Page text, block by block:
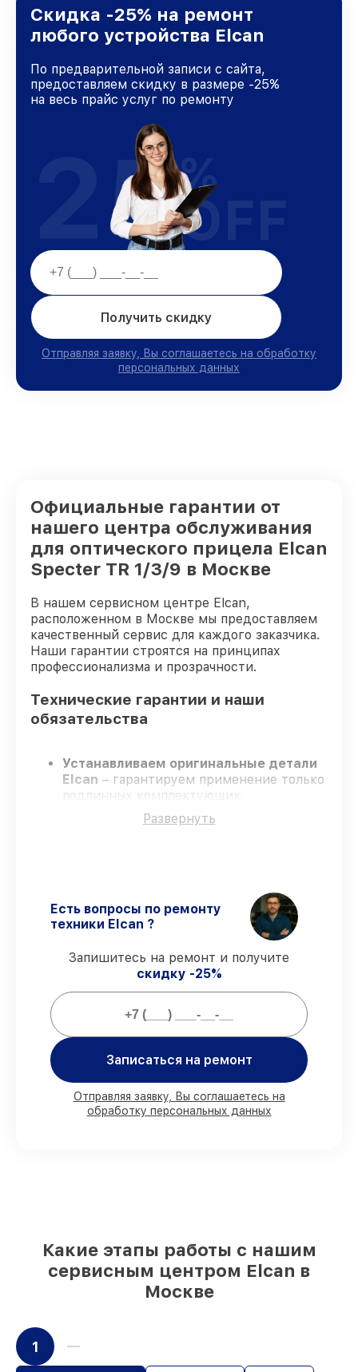
Скидка -25% на ремонт
любого устройства Elcan
По предварительной записи с сайта,
предоставляем скидку в размере -25%
на весь прайс услуг по ремонту
Получить скидку
Отправляя заявку, Вы соглашаетесь на обработку
персональных данных
25%
OFF
Официальные гарантии от
нашего центра обслуживания
для оптического прицела Elcan
Specter TR 1/3/9 в Москве
В нашем сервисном центре Elcan,
расположенном в Москве мы предоставляем
качественный сервис для каждого заказчика.
Наши гарантии строятся на принципах
профессионализма и прозрачности.
Технические гарантии и наши
обязательства
Устанавливаем оригинальные детали
Elcan – гарантируем применение только
подлинных комплектующих.
Сертифицированные мастера
проходят постоянное обучение, что
оптического прицела Elcan Specter TR
1/3/9 строго по договоренности.
Поддержка после ремонта – все
ремонтные услуги и комплектующие
защищены официальной гарантией Elcan.
Мы гарантируем:
работ выполняем с возможностью
личного присутствия владельца
90%
комплектующих Elcan имеются на
складе в Москве, остальные доступны
для срочного заказа
Развернуть
Есть вопросы по ремонту
техники Elcan ?
Запишитесь на ремонт и получите
скидку -25%
Записаться на ремонт
Отправляя заявку, Вы соглашаетесь на
обработку персональных данных
Какие этапы работы с нашим
сервисным центром Elcan в
Москве
1